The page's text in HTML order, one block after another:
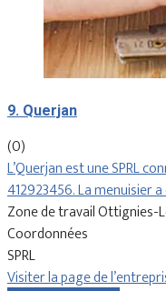
9. Querjan
(0)
L’Querjan est une SPRL
412923456. La menuisier
Zone de travail Ottignies-
Coordonnées
SPRL
Visiter la page de